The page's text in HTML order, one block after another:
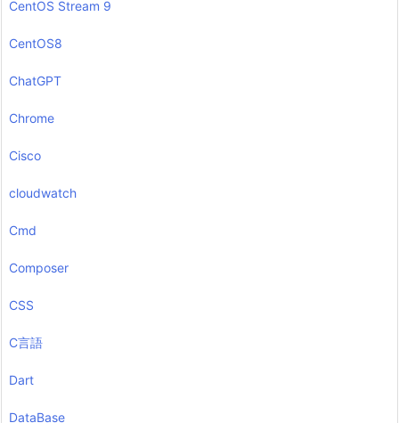
CentOS Stream 9
CentOS8
ChatGPT
Chrome
Cisco
cloudwatch
Cmd
Composer
CSS
C言語
Dart
DataBase